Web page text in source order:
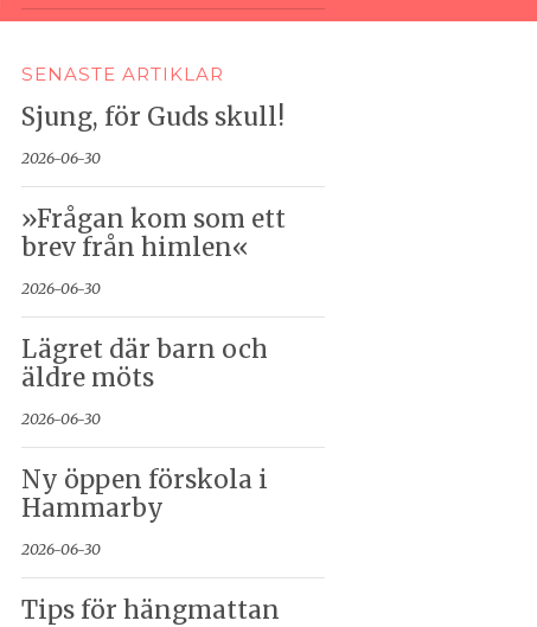
SENASTE ARTIKLAR
Sjung, för Guds skull!
2026-06-30
»Frågan kom som ett
brev från himlen«
2026-06-30
Lägret där barn och
äldre möts
2026-06-30
Ny öppen förskola i
Hammarby
2026-06-30
Tips för hängmattan